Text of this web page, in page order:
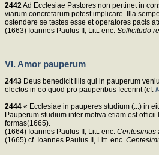
2442 Ad Ecclesiae Pastores non pertinet in
viarum concretarum potest implicare. Illa
ostendere se testes esse et operatores pacis
(1663) Ioannes Paulus II, Litt. enc. Sollicitudo
VI. Amor pauperum
2443 Deus benedicit illis qui in pauperum
electos in eo quod pro pauperibus fecerint (cf.
2444 « Ecclesiae in pauperes studium (...) in
Pauperum studium inter motiva etiam est
formas(1665).
(1664) Ioannes Paulus II, Litt. enc. Centesimus
(1665) cf. Ioannes Paulus II, Litt. enc.